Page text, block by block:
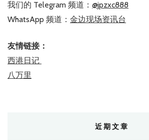
我们的 Telegram 频道： @jpzxc888
WhatsApp 频道： 金边现场资讯台
友情链接：
西港日记
八万里
近期文章